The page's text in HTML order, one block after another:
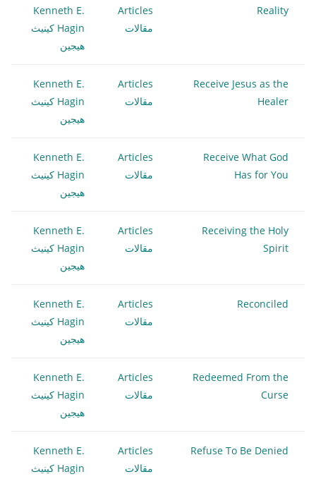
Reality
Articles
مقالات
Kenneth E.
Hagin كينيث
هيجين
Receive Jesus as the
Healer
Articles
مقالات
Kenneth E.
Hagin كينيث
هيجين
Receive What God
Has for You
Articles
مقالات
Kenneth E.
Hagin كينيث
هيجين
Receiving the Holy
Spirit
Articles
مقالات
Kenneth E.
Hagin كينيث
هيجين
Reconciled
Articles
مقالات
Kenneth E.
Hagin كينيث
هيجين
Redeemed From the
Curse
Articles
مقالات
Kenneth E.
Hagin كينيث
هيجين
Refuse To Be Denied
Articles
مقالات
Kenneth E.
Hagin كينيث